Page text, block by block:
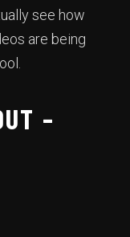
see how
are being
–